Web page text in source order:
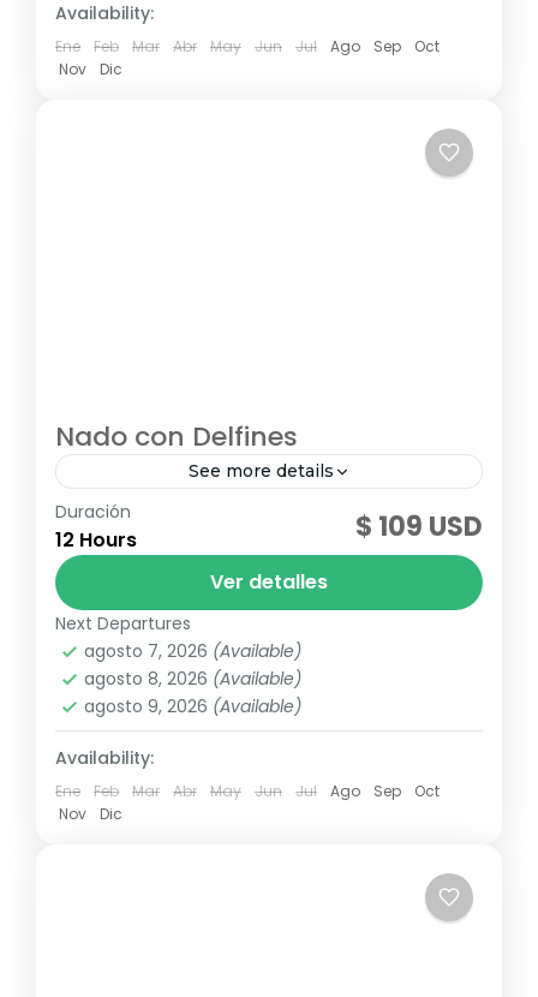
Availability:
Ene Feb Mar Abr May Jun Jul Ago Sep
Oct
Nov
Dic
Nado con Delfines
See more details
¡Vive las mejores experiencias acuáticas en
Ocean Adventures y conoce cada una de
las actividades que podrás elegir en tus
próximas vacaciones en Punta Cana....
Punta Cana,
Duración
12 Hours $ 109 USD
Ver detalles
Next Departures
agosto 7, 2026 (Available)
agosto 8, 2026 (Available)
agosto 9, 2026 (Available)
Availability:
Ene Feb Mar Abr May Jun Jul Ago Sep
Oct
Nov
Dic